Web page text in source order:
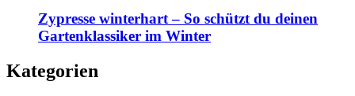
Zypresse winterhart – So schützt du deinen
Gartenklassiker im Winter
Kategorien